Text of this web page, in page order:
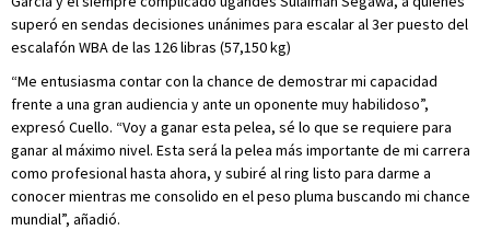
superó en sendas decisiones unánimes para escalar al 3er puesto del
escalafón WBA de las 126 libras (57,150 kg)
“Me entusiasma contar con la chance de demostrar mi capacidad
frente a una gran audiencia y ante un oponente muy habilidoso”,
expresó Cuello. “Voy a ganar esta pelea, sé lo que se requiere para
ganar al máximo nivel. Esta será la pelea más importante de mi carrera
como profesional hasta ahora, y subiré al ring listo para darme a
conocer mientras me consolido en el peso pluma buscando mi chance
mundial”, añadió.